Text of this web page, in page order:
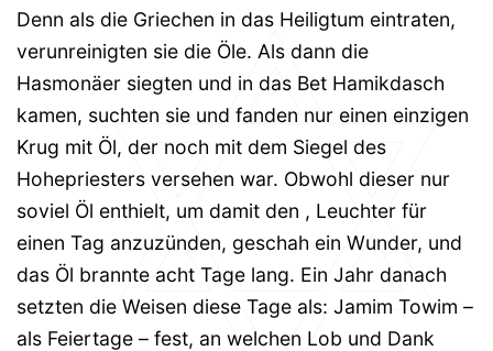
Denn als die Griechen in das Heiligtum eintraten,
verunreinigten sie die Öle. Als dann die
Hasmonäer siegten und in das Bet Hamikdasch
kamen, suchten sie und fanden nur einen einzigen
Krug mit Öl, der noch mit dem Siegel des
Hohepriesters versehen war. Obwohl dieser nur
soviel Öl enthielt, um damit den , Leuchter für
einen Tag anzuzünden, geschah ein Wunder, und
das Öl brannte acht Tage lang. Ein Jahr danach
setzten die Weisen diese Tage als: Jamim Towim –
als Feiertage – fest, an welchen Lob und Dank